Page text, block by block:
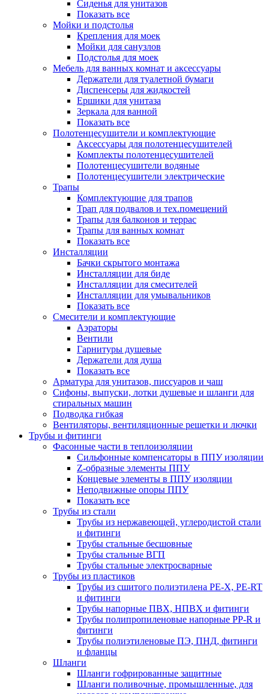
Сиденья для унитазов
Показать все
Мойки и подстолья
Крепления для моек
Мойки для санузлов
Подстолья для моек
Мебель для ванных комнат и аксессуары
Держатели для туалетной бумаги
Диспенсеры для жидкостей
Ершики для унитаза
Зеркала для ванной
Показать все
Полотенцесушители и комплектующие
Аксессуары для полотенцесушителей
Комплекты полотенцесушителей
Полотенцесушители водяные
Полотенцесушители электрические
Трапы
Комплектующие для трапов
Трап для подвалов и тех.помещений
Трапы для балконов и террас
Трапы для ванных комнат
Показать все
Инсталляции
Бачки скрытого монтажа
Инсталляции для биде
Инсталляции для смесителей
Инсталляции для умывальников
Показать все
Смесители и комплектующие
Аэраторы
Вентили
Гарнитуры душевые
Держатели для душа
Показать все
Арматура для унитазов, писсуаров и чаш
Сифоны, выпуски, лотки душевые и шланги для
стиральных машин
Подводка гибкая
Вентиляторы, вентиляционные решетки и лючки
Трубы и фитинги
Фасонные части в теплоизоляции
Cильфонные компенсаторы в ППУ изоляции
Z-образные элементы ППУ
Концевые элементы в ППУ изоляции
Неподвижные опоры ППУ
Показать все
Трубы из стали
Трубы из нержавеющей, углеродистой стали
и фитинги
Трубы стальные бесшовные
Трубы стальные ВГП
Трубы стальные электросварные
Трубы из пластиков
Трубы из сшитого полиэтилена PE-X, PE-RT
и фитинги
Трубы напорные ПВХ, НПВХ и фитинги
Трубы полипропиленовые напорные PP-R и
фитинги
Трубы полиэтиленовые ПЭ, ПНД, фитинги
и фланцы
Шланги
Шланги гофрированные защитные
Шланги поливочные, промышленные, для